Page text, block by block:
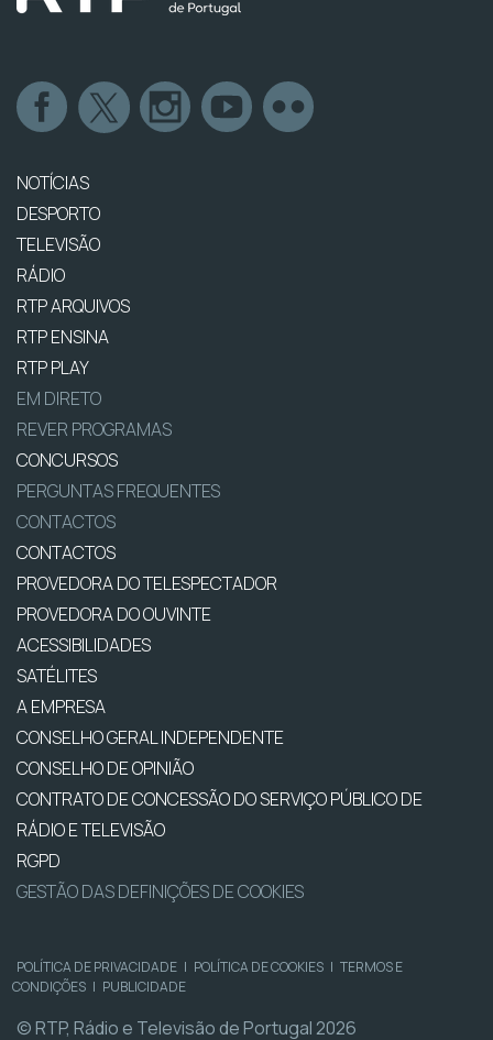
NOTÍCIAS
DESPORTO
TELEVISÃO
RÁDIO
RTP ARQUIVOS
RTP ENSINA
RTP PLAY
EM DIRETO
REVER PROGRAMAS
CONCURSOS
PERGUNTAS FREQUENTES
CONTACTOS
CONTACTOS
PROVEDORA DO TELESPECTADOR
PROVEDORA DO OUVINTE
ACESSIBILIDADES
SATÉLITES
A EMPRESA
CONSELHO GERAL INDEPENDENTE
CONSELHO DE OPINIÃO
CONTRATO DE CONCESSÃO DO SERVIÇO PÚBLICO DE
RÁDIO E TELEVISÃO
RGPD
GESTÃO DAS DEFINIÇÕES DE COOKIES
POLÍTICA DE PRIVACIDADE | POLÍTICA DE COOKIES | TERMOS E
CONDIÇÕES | PUBLICIDADE
© RTP, Rádio e Televisão de Portugal 2026